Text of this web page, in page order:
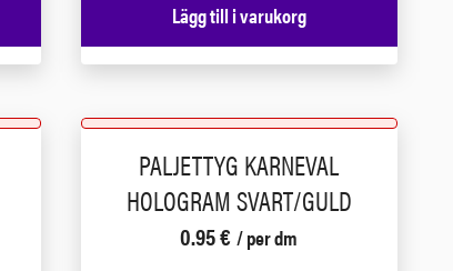
Lägg till i varukorg
PALJETTYG KARNEVAL
HOLOGRAM SVART/GULD
0.95€ / per dm